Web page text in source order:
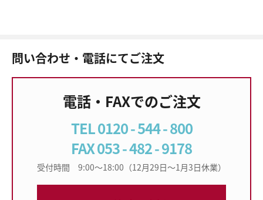
問い合わせ・電話にてご注文
電話・FAXでのご注文
TEL 0120 - 544 - 800
FAX 053 - 482 - 9178
受付時間 9:00〜18:00（12月29日〜1月3日休業）